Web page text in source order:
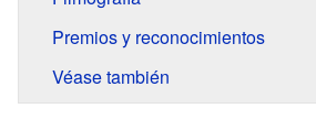
Premios y reconocimientos
Véase también